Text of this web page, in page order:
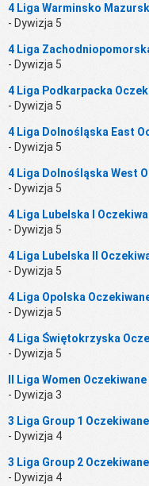
4 Liga Warminsko
- Dywizja 5
4 Liga
- Dywizja 5
4 Liga Podkarpacka
- Dywizja 5
4 Liga Dolnośląska East
- Dywizja 5
4 Liga Dolnośląska West
- Dywizja 5
4 Liga Lubelska I
- Dywizja 5
4 Liga Lubelska II
- Dywizja 5
4 Liga Opolska
- Dywizja 5
4 Liga Świętokrzyska
- Dywizja 5
II Liga Women
- Dywizja 3
3 Liga Group 1
- Dywizja 4
3 Liga Group 2
- Dywizja 4